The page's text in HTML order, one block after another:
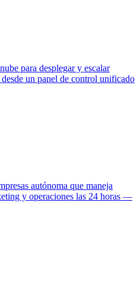
para desplegar y escalar
un panel de control unificado
autónoma que maneja
y operaciones las 24 horas —